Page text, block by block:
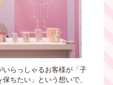
らっしゃるお客様が「子
ちたい」という想いで、